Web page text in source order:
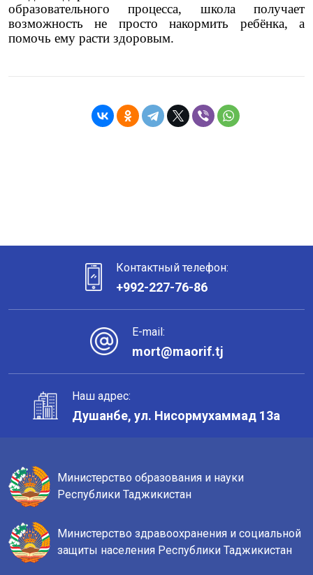
образовательного процесса, школа получает
возможность не просто накормить ребёнка, а
помочь ему расти здоровым.
Контактный телефон:
+992-227-76-86
E-mail:
mort@maorif.tj
Наш адрес:
Душанбе, ул. Нисормухаммад 13а
Министерство образования и науки
Республики Таджикистан
Министерство здравоохранения и социальной
защиты населения Республики Таджикистан